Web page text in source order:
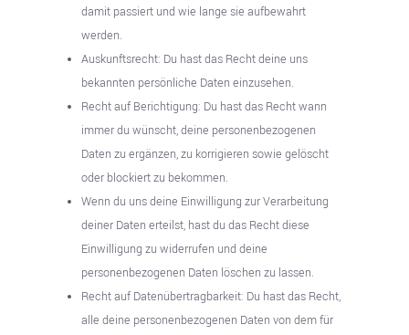
damit passiert und wie lange sie aufbewahrt
werden.
Auskunftsrecht: Du hast das Recht deine uns
bekannten persönliche Daten einzusehen.
Recht auf Berichtigung: Du hast das Recht wann
immer du wünscht, deine personenbezogenen
Daten zu ergänzen, zu korrigieren sowie gelöscht
oder blockiert zu bekommen.
Wenn du uns deine Einwilligung zur Verarbeitung
deiner Daten erteilst, hast du das Recht diese
Einwilligung zu widerrufen und deine
personenbezogenen Daten löschen zu lassen.
Recht auf Datenübertragbarkeit: Du hast das Recht,
alle deine personenbezogenen Daten von dem für